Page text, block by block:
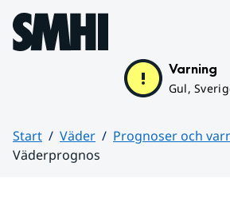
Hoppa till sidans innehåll
Varning
Gul,
Start Väder
Prognoser och
Väderprognos